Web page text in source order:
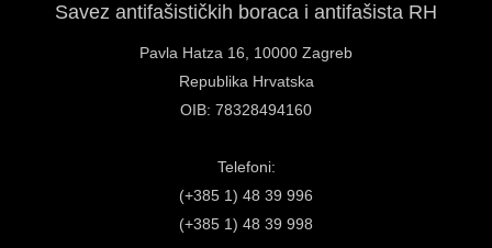
Savez antifašističkih boraca i antifašista RH
Pavla Hatza 16, 10000 Zagreb
Republika Hrvatska
OIB: 78328494160
Telefoni:
(+385 1) 48 39 996
(+385 1) 48 39 998